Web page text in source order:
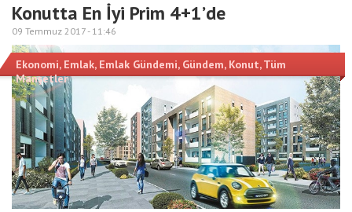
Konutta En İyi Prim 4+1’de
09 Temmuz 2017 - 11:46
Ekonomi, Emlak, Emlak Gündemi, Gündem, Konut,Tüm
Manşetler